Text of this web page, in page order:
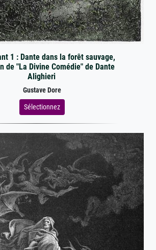
1 : Dante dans la forêt sauvage,
de "La Divine Comédie" de Dante
Alighieri
Gustave Dore
Sélectionnez